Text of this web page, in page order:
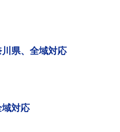
県、全域対応
対応